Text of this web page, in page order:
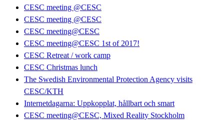
CESC meeting @CESC
CESC meeting @CESC
CESC meeting@CESC
CESC meeting@CESC 1st of 2017!
CESC Retreat / work camp
CESC Christmas lunch
The Swedish Environmental Protection Agency visits
CESC/KTH
Internetdagarna: Uppkopplat, hållbart och smart
CESC meeting@CESC, Mixed Reality Stockholm